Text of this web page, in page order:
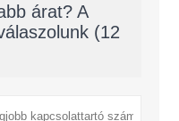
árat? A
(12